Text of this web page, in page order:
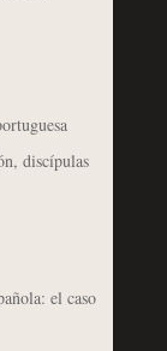
discípulas
el caso